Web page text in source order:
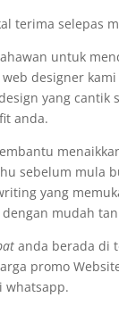
terima selepas
untuk
designer
yang
anda.
sebelum mula
yang
mudah
anda berada di
promo
whatsapp.